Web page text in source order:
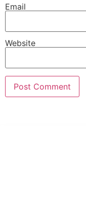
Email
Website